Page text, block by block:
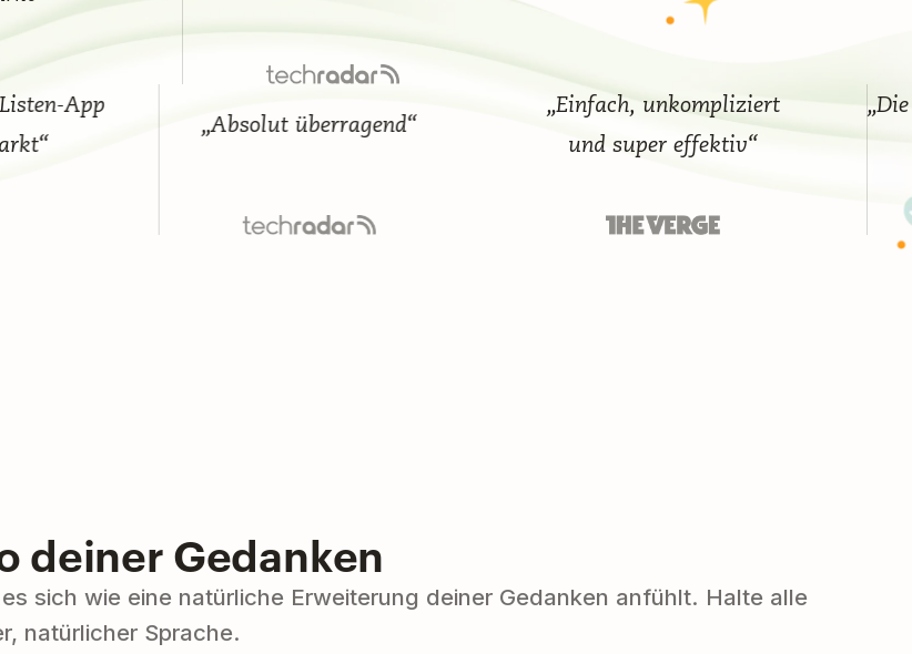
App
„Absolut überragend“
„Einfach, unkompliziert
und super effektiv“
„Die
deiner Gedanken
sich wie eine natürliche Erweiterung deiner Gedanken anfühlt. Halte alle
natürlicher Sprache.